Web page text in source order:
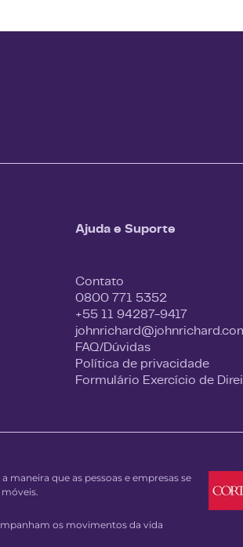
Ajuda e Suporte
Contato
0800 771 5352
+55 11 94287-9417
FAQ/Dúvidas
Política de privacidade
Formulário Exercício de
que as pessoas e empresas se
os movimentos da vida